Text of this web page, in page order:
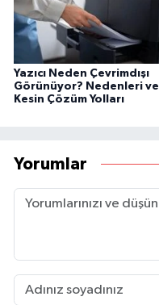
Yazıcı Neden Çevrimdışı
Görünüyor? Nedenleri ve
Kesin Çözüm Yolları
Yorumlar